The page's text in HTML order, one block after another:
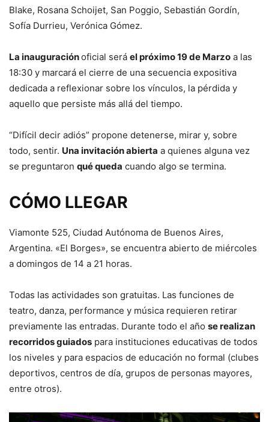
Blake, Rosana Schoijet, San Poggio, Sebastián Gordín,
Sofía Durrieu, Verónica Gómez.
La inauguraciónoficial será el próximo 19 de Marzo a las
18:30 y marcará el cierre de una secuencia expositiva
dedicada a reflexionar sobre los vínculos, la pérdida y
aquello que persiste más allá del tiempo.
“Difícil decir adiós” propone detenerse, mirar y, sobre
todo, sentir. Una invitación abierta a quienes alguna vez
se preguntaron qué queda cuando algo se termina.
CÓMO LLEGAR
Viamonte 525, Ciudad Autónoma de Buenos Aires,
Argentina. «El Borges», se encuentra abierto de miércoles
a domingos de 14 a 21 horas.
Todas las actividades son gratuitas. Las funciones de
teatro, danza, performance y música requieren retirar
previamente las entradas. Durante todo el año se realizan
recorridos guiados para instituciones educativas de todos
los niveles y para espacios de educación no formal (clubes
deportivos, centros de día, grupos de personas mayores,
entre otros).